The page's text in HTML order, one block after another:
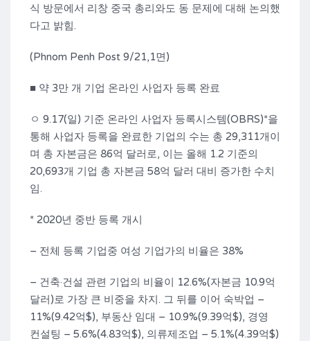
식 방문에서 리창 중국 총리와도 동 문제에 대해 논의했
다고 밝힘.
(Phnom Penh Post 9/21,1면)
■ 약 3만 개 기업 온라인 사업자 등록 완료
ㅇ 9.17(일) 기준 온라인 사업자 등록시스템(OBRS)*을
통해 사업자 등록을 완료한 기업의 수는 총 29,311개이
며 총 자본금은 86억 달러로, 이는 올해 1.2 기준의
20,693개 기업 총 자본금 58억 달러 대비 증가한 수치
임.
* 2020년 중반 등록 개시
– 전체 등록 기업중 여성 기업가의 비율은 38%
– 건축·건설 관련 기업의 비율이 12.6%(자본금 10.9억
달러)로 가장 큰 비중을 차지. 그 뒤를 이어 숙박업 –
11%(9.42억$), 부동산 임대 – 10.9%(9.39억$), 경영
컨설팅 – 5.6%(4.83억$), 의류제조업 – 5.1%(4.39억$)